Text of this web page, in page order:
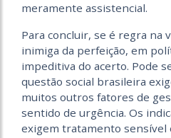
meramente assistencial.
Para concluir, se é regra na
inimiga da perfeição, em
impeditiva do acerto. Pode
questão social brasileira
muitos outros fatores de
sentido de urgência. Os
exigem tratamento sensível